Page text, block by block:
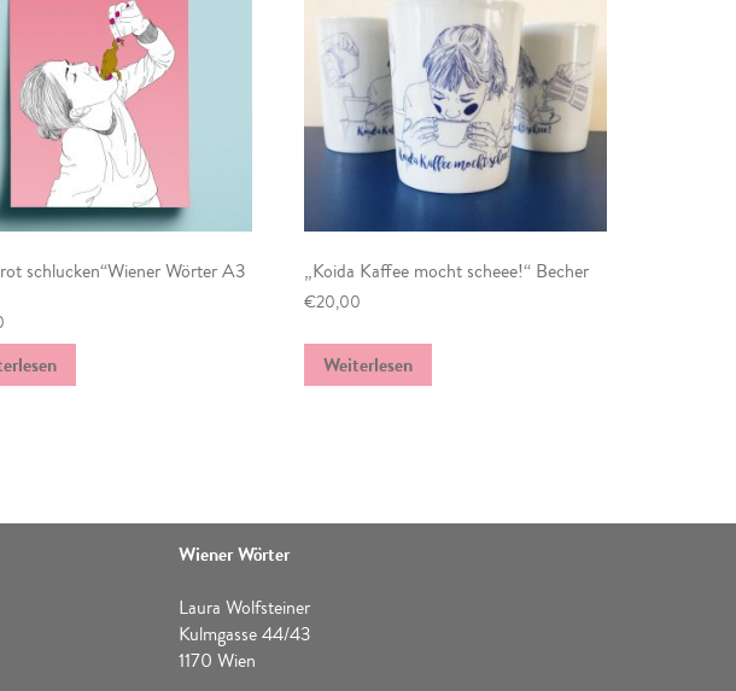
schlucken“Wiener Wörter A3 „Koida Kaffee mocht scheee!“ Becher
€20,00
Weiterlesen
Wiener Wörter
Laura Wolfsteiner
Kulmgasse 44/43
1170 Wien